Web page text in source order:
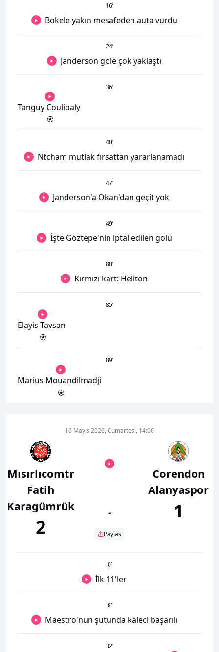
16’
Bokele yakın mesafeden auta vurdu
24’
Janderson gole çok yaklaştı
36’
Tanguy Coulibaly
40’
Ntcham mutlak fırsattan yararlanamadı
47’
Janderson'a Okan'dan geçit yok
49’
İşte Göztepe'nin iptal edilen golü
80’
Kırmızı kart: Heliton
85’
Elayis Tavsan
89’
Marius Mouandilmadji
Mısırlıcomtr
Fatih
Karagümrük
2
16 Mayıs 2026, Cumartesi, 14:00
-
Paylaş
Corendon
Alanyaspor
1
0’
İlk 11'ler
8’
Maestro'nun şutunda kaleci başarılı
32’